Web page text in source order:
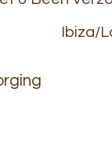
Ibiza/